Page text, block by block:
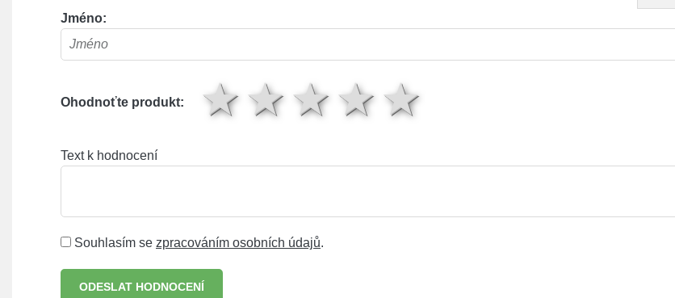
Jméno:
Ohodnoťte produkt: 4 hvězdy
3 hvězdy
2 hvězdy
1 hvězda
Text k hodnocení
Souhlasím se zpracováním osobních údajů.
ODESLAT HODNOCENÍ